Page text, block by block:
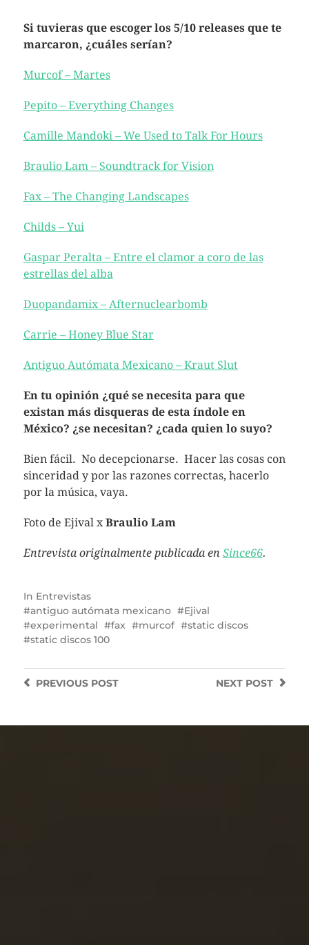
Si tuvieras que escoger los 5/10 releases que te
marcaron, ¿cuáles serían?
Murcof – Martes
Pepito – Everything Changes
Camille Mandoki – We Used to Talk For Hours
Braulio Lam – Soundtrack for Vision
Fax – The Changing Landscapes
Childs – Yui
Gaspar Peralta – Entre el clamor a coro de las
estrellas del alba
Duopandamix – Afternuclearbomb
Carrie – Honey Blue Star
Antiguo Autómata Mexicano – Kraut Slut
En tu opinión ¿qué se necesita para que
existan más disqueras de esta índole en
México? ¿se necesitan? ¿cada quien lo suyo?
Bien fácil. No decepcionarse. Hacer las cosas con
sinceridad y por las razones correctas, hacerlo
por la música, vaya.
Foto de Ejival xBraulio Lam
Entrevista originalmente publicada en Since66.
In Entrevistas
antiguo autómata mexicano
Ejival
experimental
fax murcof
static discos
static discos 100
NEXT POST
PREVIOUSPOST